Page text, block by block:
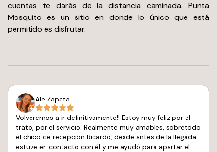
cuentas te darás de la distancia caminada. Punta
Mosquito es un sitio en donde lo único que está
permitido es disfrutar.
Ale Zapata
Volveremos a ir definitivamente!! Estoy muy feliz por el
trato, por el servicio. Realmente muy amables, sobretodo
el chico de recepción Ricardo, desde antes de la llegada
estuve en contacto con él y me ayudó para apartar el